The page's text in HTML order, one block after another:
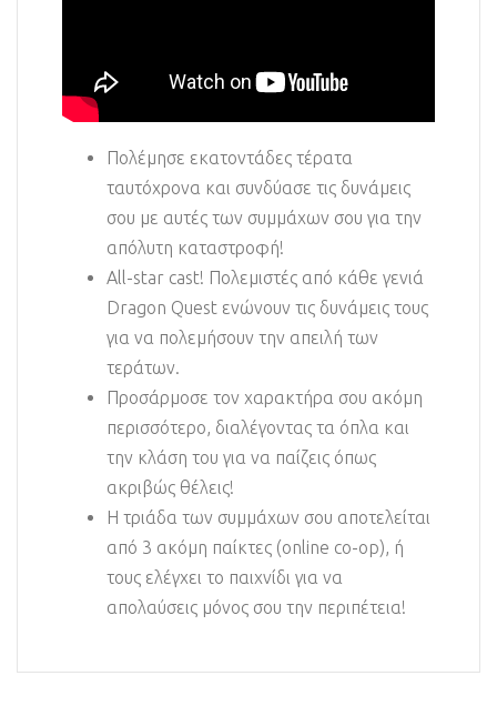
Πολέμησε εκατοντάδες τέρατα
ταυτόχρονα και συνδύασε τις δυνάμεις
σου με αυτές των συμμάχων σου για την
απόλυτη καταστροφή!
All-star cast! Πολεμιστές από κάθε γενιά
Dragon Quest ενώνουν τις δυνάμεις τους
για να πολεμήσουν την απειλή των
τεράτων.
Προσάρμοσε τον χαρακτήρα σου ακόμη
περισσότερο, διαλέγοντας τα όπλα και
την κλάση του για να παίζεις όπως
ακριβώς θέλεις!
Η τριάδα των συμμάχων σου αποτελείται
από 3 ακόμη παίκτες (online co-op), ή
τους ελέγχει το παιχνίδι για να
απολαύσεις μόνος σου την περιπέτεια!